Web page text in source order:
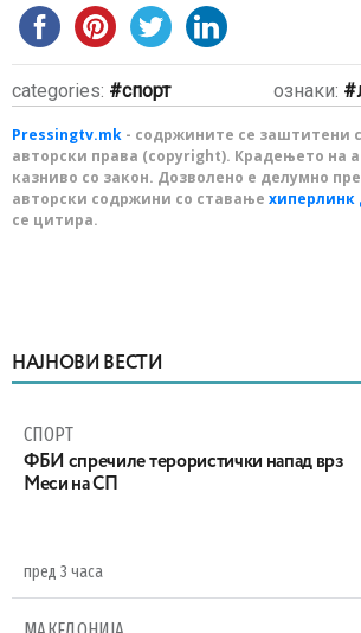
categories: спорт ознаки:
Pressingtv.mk - содржините се заштитени
авторски права (copyright). Крадењето на
казниво со закон. Дозволено е делумно
авторски содржини со ставање хиперлинк
се цитира.
НАЈНОВИ ВЕСТИ
СПОРТ
ФБИ спречиле терористички напад врз
Меси на СП
пред 3 часа